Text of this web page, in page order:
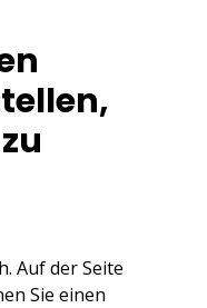
Auf der Seite
Sie einen